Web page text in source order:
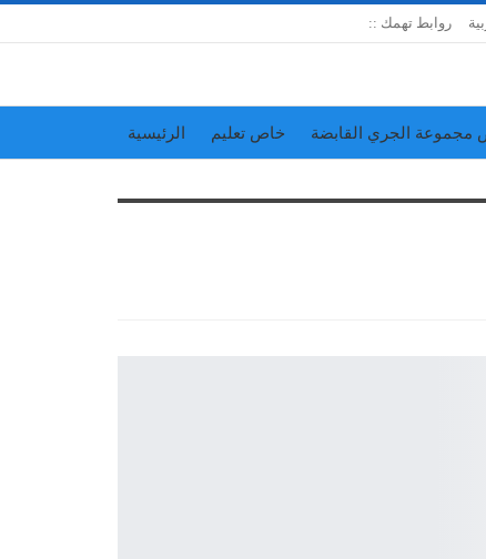
روابط تهمك ::
الرئيسية خاص تعليم مجموعة الجري القابضة